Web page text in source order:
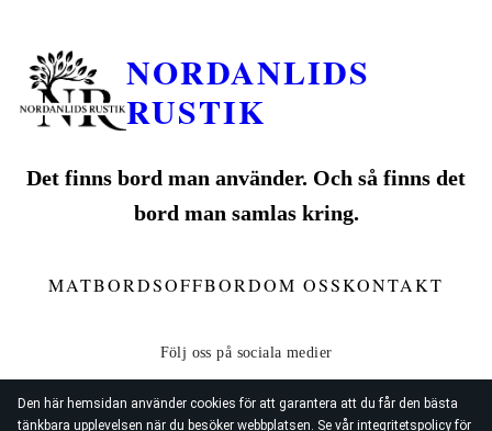
Den här hemsidan använder cookies för att garantera att du får den bästa
tänkbara upplevelsen när du besöker webbplatsen. Se vår integritetspolicyför
NORDANLIDS
RUSTIK
Det finns bord man använder. Och så finns det
bord man samlas kring.
MATBORDSOFFBORDOM OSSKONTAKT